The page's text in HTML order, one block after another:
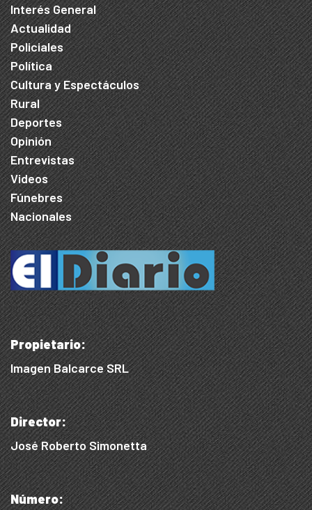
Interés General
Actualidad
Policiales
Política
Cultura y Espectáculos
Rural
Deportes
Opinión
Entrevistas
Videos
Fúnebres
Nacionales
Propietario:
Imagen Balcarce SRL
Director:
José Roberto Simonetta
Número: